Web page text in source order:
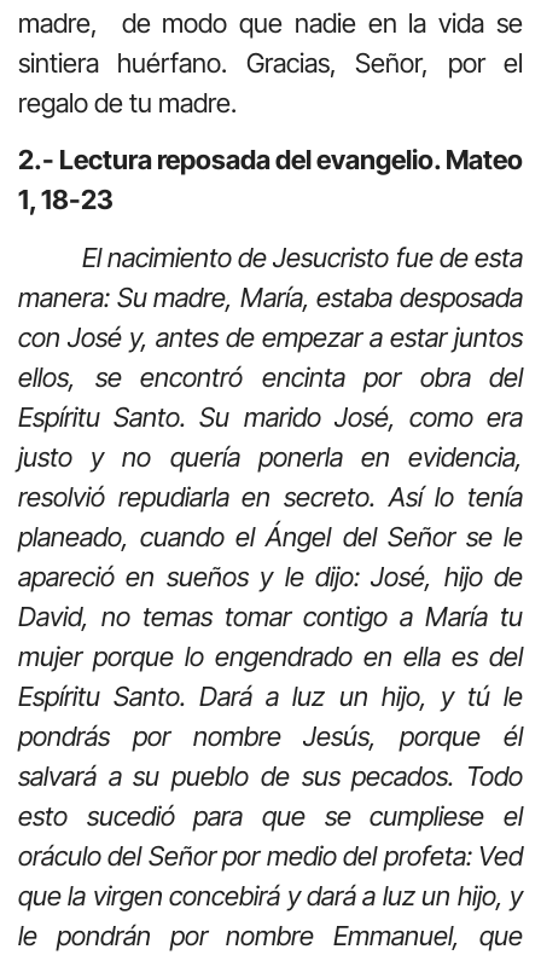
madre, de modo que nadie en la vida se
sintiera huérfano. Gracias, Señor, por el
regalo de tu madre.
2.- Lectura reposada del evangelio. Mateo
1, 18-23
El nacimiento de Jesucristo fue de esta
manera: Su madre, María, estaba desposada
con José y, antes de empezar a estar juntos
ellos, se encontró encinta por obra del
Espíritu Santo. Su marido José, como era
justo y no quería ponerla en evidencia,
resolvió repudiarla en secreto. Así lo tenía
planeado, cuando el Ángel del Señor se le
apareció en sueños y le dijo: José, hijo de
David, no temas tomar contigo a María tu
mujer porque lo engendrado en ella es del
Espíritu Santo. Dará a luz un hijo, y tú le
pondrás por nombre Jesús, porque él
salvará a su pueblo de sus pecados. Todo
esto sucedió para que se cumpliese el
oráculo del Señor por medio del profeta: Ved
que la virgen concebirá y dará a luz un hijo, y
le pondrán por nombre Emmanuel, que